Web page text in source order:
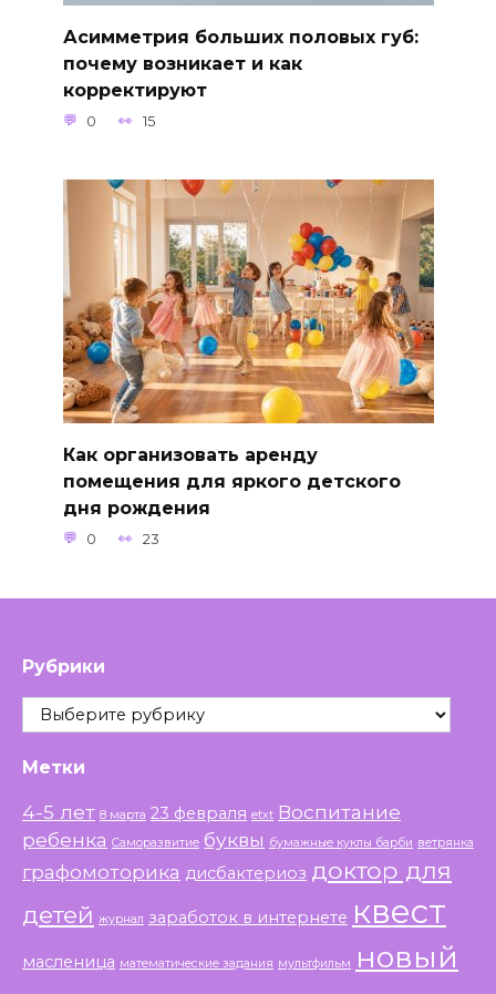
Асимметрия больших половых губ:
почему возникает и как
корректируют
0 15
Как организовать аренду
помещения для яркого детского
дня рождения
0 23
Рубрики
Рубрики
Метки
4-5 лет 8 марта 23 февраля etxt Воспитание
ребенка Саморазвитие буквы бумажные куклы барби ветрянка
графомоторика дисбактериоз доктор для
детей журнал заработок в интернете квест
масленица математические задания мультфильм
новый